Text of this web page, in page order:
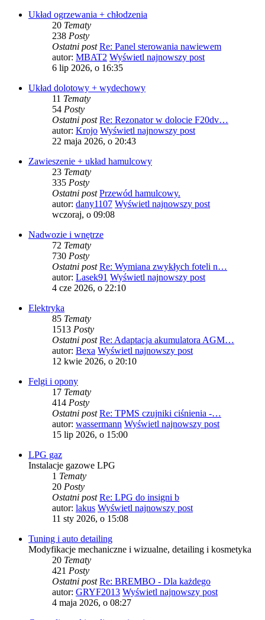
Układ ogrzewania + chłodzenia
20 Tematy
238 Posty
Ostatni post Re: Panel sterowania nawiewem
autor: MBAT2 Wyświetl najnowszy post
6 lip 2026, o 16:35
Układ dolotowy + wydechowy
11 Tematy
54 Posty
Ostatni post Re: Rezonator w dolocie F20dv…
autor: Krojo Wyświetl najnowszy post
22 maja 2026, o 20:43
Zawieszenie + układ hamulcowy
23 Tematy
335 Posty
Ostatni post Przewód hamulcowy.
autor: dany1107 Wyświetl najnowszy post
wczoraj, o 09:08
Nadwozie i wnętrze
72 Tematy
730 Posty
Ostatni post Re: Wymiana zwykłych foteli n…
autor: Lasek91 Wyświetl najnowszy post
4 cze 2026, o 22:10
Elektryka
85 Tematy
1513 Posty
Ostatni post Re: Adaptacja akumulatora AGM…
autor: Bexa Wyświetl najnowszy post
12 kwie 2026, o 20:10
Felgi i opony
17 Tematy
414 Posty
Ostatni post Re: TPMS czujniki ciśnienia -…
autor: wassermann Wyświetl najnowszy post
15 lip 2026, o 15:00
LPG gaz
Instalacje gazowe LPG
1 Tematy
20 Posty
Ostatni post Re: LPG do insigni b
autor: lakus Wyświetl najnowszy post
11 sty 2026, o 15:08
Tuning i auto detailing
Modyfikacje mechaniczne i wizualne, detailing i kosmetyka
20 Tematy
421 Posty
Ostatni post Re: BREMBO - Dla każdego
autor: GRYF2013 Wyświetl najnowszy post
4 maja 2026, o 08:27